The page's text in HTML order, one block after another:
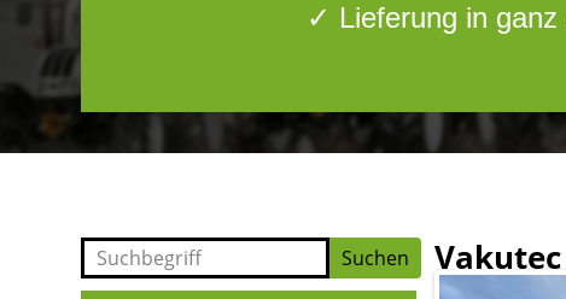
✓ Lieferung in